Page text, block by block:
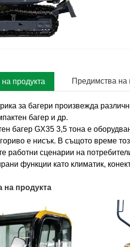
продукта Предимства на
за багери произвежда
багер и др.
багер GX35 3,5 тона е
е нисък. В същото време
работни сценарии на
функции като климатик,
на продукта